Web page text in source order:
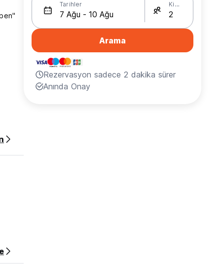
Tarihler Kişi Sayısı
Arama
Rezervasyon sadece 2 dakika sürer
Anında Onay